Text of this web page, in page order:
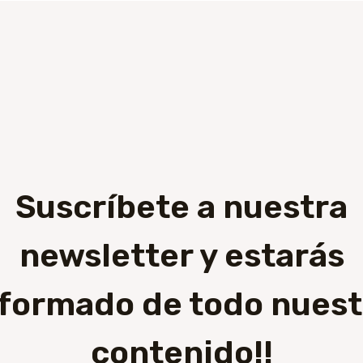
Suscríbete a nuestra
newsletter y estarás
de todo
contenido!!